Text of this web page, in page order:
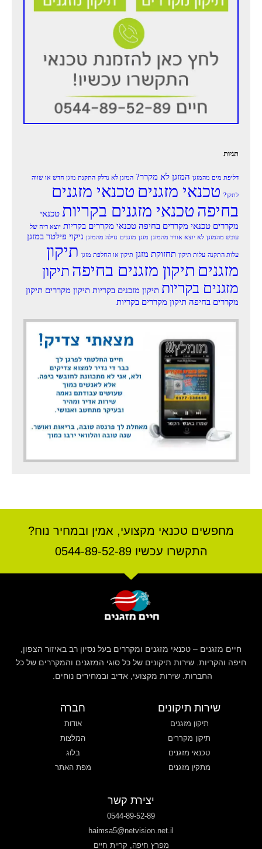
תגיות
דליפת מים מהמזגן המזגן לא מקרר? המזגן לא נדלק התקנת מזגן חדש או שווה
לתקן? טכנאי מזגנים טכנאי מזגנים
בחיפה טכנאי מזגנים בקריות טכנאי
מקררים טכנאי מקררים בחיפה טכנאי מקררים בקריות יוצא ריח של
עובש מהמזגן לא יוצא אוויר מהמזגן מזגן מזגנים נזילה מהמזגן ניקוי פילטר במזגן
עלות התקנה עלות תיקון תחזוקת מזגן תיקון או החלפת מזגן תיקון
מזגנים תיקון מזגנים בחיפה תיקון
מזגנים בקריות תיקון מזכנים בקריות תיקון מקררים תיקון
מקררים בחיפה תיקון מקררים בקריות
מחפשים טכנאי מקצועי, אמין ובמחיר נוח?
התקשרו עכשיו 0544-89-52-89
חיים מזגנים – טכנאי מזגנים ומקררים בעל נסיון רב באיזור הצפון,
חיפה והקריות. שירות תיקונים של כל סוגי המזגנים והמקררים של כל
החברות. שירות מקצועי, אדיב ובמחירים נוחים.
שירות תיקונים
תיקון מזגנים
תיקון מקררים
טכנאי מזגנים
מתקין מזגנים
חברה
אודות
המלצות
בלוג
מפת האתר
יצירת קשר
0544-89-52-89
haimsa5@netvision.net.il
מפרץ חיפה, קריית חיים